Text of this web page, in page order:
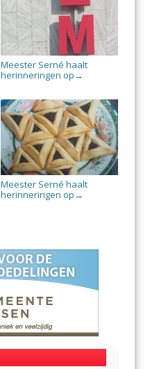
Meester Serné haalt
herinneringen op →
Meester Serné haalt
herinneringen op →